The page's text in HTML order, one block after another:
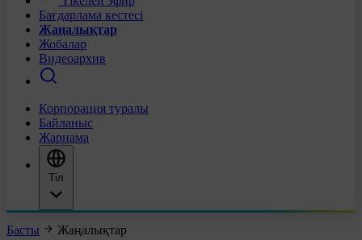
Бағдарлама кестесі
Жаңалықтар
Жобалар
Видеоархив
Корпорация туралы
Байланыс
Жарнама
Тіл
Басты Жаңалықтар